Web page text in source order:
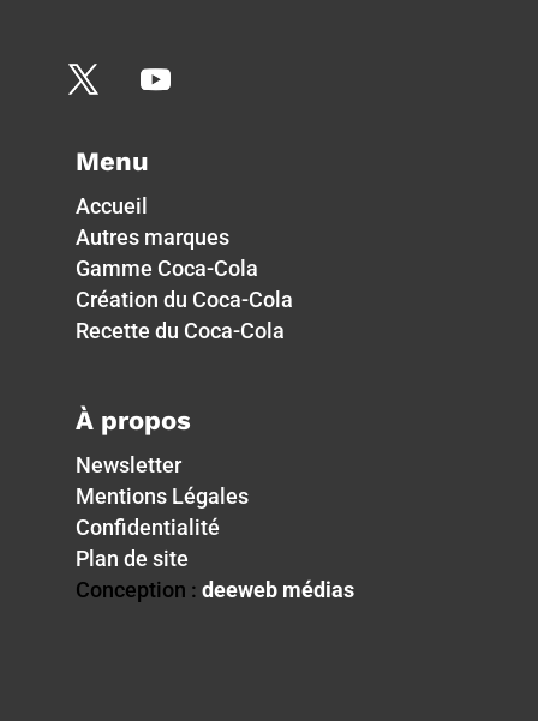
Menu
Accueil
Autres marques
Gamme Coca-Cola
Création du Coca-Cola
Recette du Coca-Cola
À propos
Newsletter
Mentions Légales
Confidentialité
Plan de site
Conception : deeweb médias